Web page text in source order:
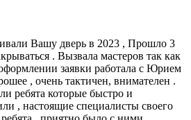
Вашу дверь в 2023 , Прошло 3
. Вызвала мастеров так как
заявки работала с Юрием
, очень тактичен, внимателен .
ребята которые быстро и
, настоящие специалисты своего